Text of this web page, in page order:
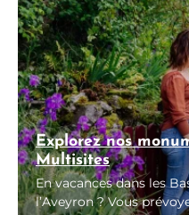
Explorez nos
Multisites
En vacances dans les
l’Aveyron ? Vous